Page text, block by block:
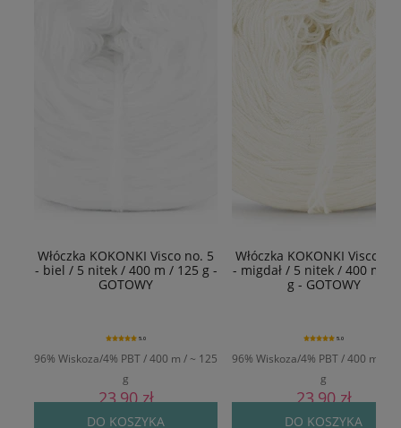
Włóczka KOKONKI Visco no. 5
- biel / 5 nitek / 400 m / 125 g -
GOTOWY
96% Wiskoza/4% PBT / 400 m / ~ 125
g
5.0
23,90 zł
Cena regularna:29,90 zł
DO KOSZYKA
Włóczka KOKONKI Visco
- migdał / 5 nitek / 400 m /
g - GOTOWY
96% Wiskoza/4% PBT / 400 m / ~
g
5.0
23,90 zł
Cena regularna:29,90 zł
DO KOSZYKA